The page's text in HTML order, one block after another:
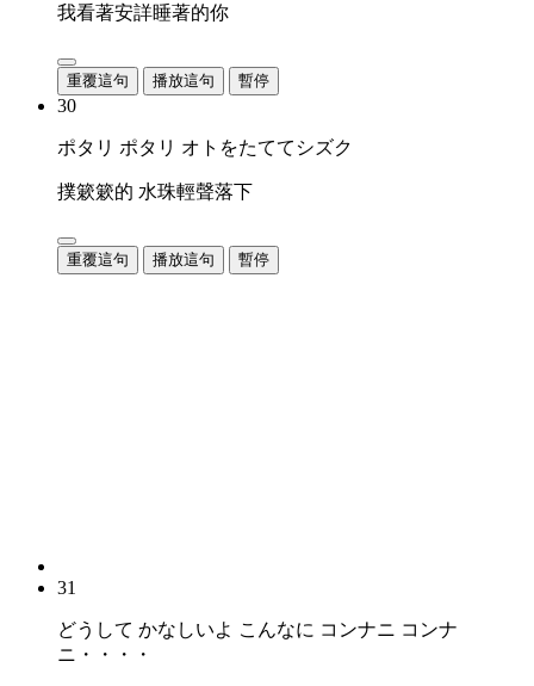
我看著安詳睡著的你
重覆這句 播放這句 暫停
30
ポタリ ポタリ オトをたててシズク
撲簌簌的 水珠輕聲落下
重覆這句 播放這句 暫停
31
どうして かなしいよ こんなに コンナニ コンナ
ニ・・・・